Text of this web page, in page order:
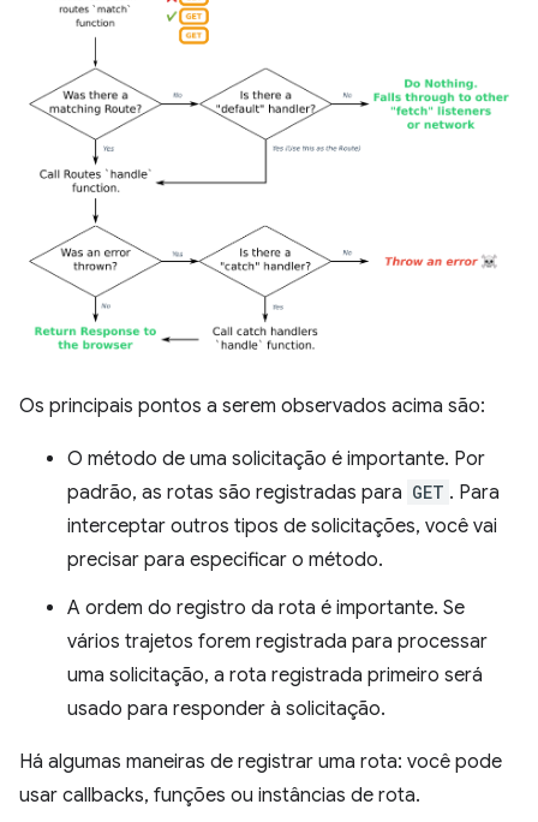
Os principais pontos a serem observados acima são:
O método de uma solicitação é importante. Por
padrão, as rotas são registradas para GET . Para
interceptar outros tipos de solicitações, você vai
precisar para especificar o método.
A ordem do registro da rota é importante. Se
vários trajetos forem registrada para processar
uma solicitação, a rota registrada primeiro será
usado para responder à solicitação.
Há algumas maneiras de registrar uma rota: você pode
usar callbacks, funções ou instâncias de rota.